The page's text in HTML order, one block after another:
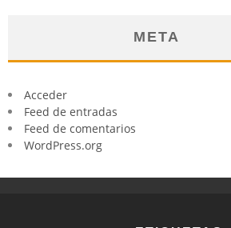
META
Acceder
Feed de entradas
Feed de comentarios
WordPress.org